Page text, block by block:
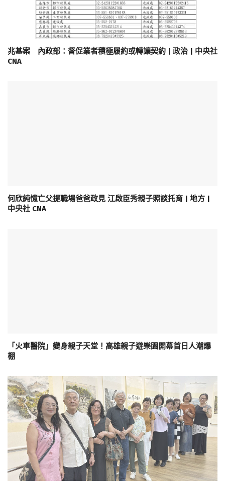
兆基案 內政部：督促業者積極履約或轉讓契約 | 政治 | 中央社
CNA
何欣純憶亡父提職場爸爸政見 江啟臣秀親子照談托育 | 地方 |
中央社 CNA
「火車醫院」變身親子天堂！高雄親子遊樂園開幕首日人潮爆
棚